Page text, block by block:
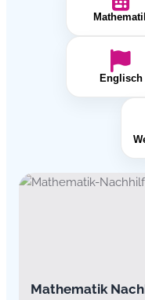
Englisch
Mathematik